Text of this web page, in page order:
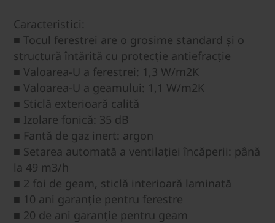
Caracteristici:
■ Tocul ferestrei are o grosime standard și o
structură întărită cu protecție antiefracție
■ Valoarea-U a ferestrei: 1,3 W/m2K
■ Valoarea-U a geamului: 1,1 W/m2K
■ Sticlă exterioară calită
■ Izolare fonică: 35 dB
■ Fantă de gaz inert: argon
■ Setarea automată a ventilației încăperii: până
la 49 m3/h
■ 2 foi de geam, sticlă interioară laminată
■ 10 ani garanție pentru ferestre
■ 20 de ani garanție pentru geam